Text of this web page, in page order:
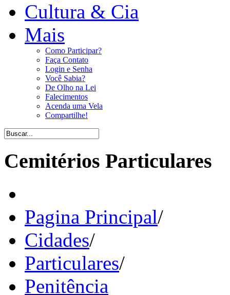
Cultura & Cia
Mais
Como Participar?
Faça Contato
Login e Senha
Você Sabia?
De Olho na Lei
Falecimentos
Acenda uma Vela
Compartilhe!
Cemitérios Particulares
Pagina Principal/
Cidades/
Particulares/
Penitência